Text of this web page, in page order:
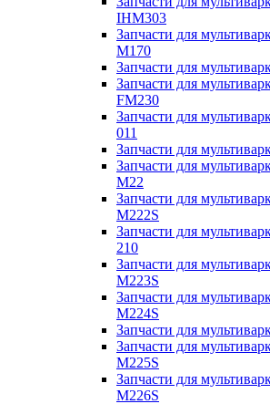
IHM303
Запчасти для
M170
Запчасти для
Запчасти для
FM230
Запчасти для
011
Запчасти для
Запчасти для
M22
Запчасти для
M222S
Запчасти для
210
Запчасти для
M223S
Запчасти для
M224S
Запчасти для
Запчасти для
M225S
Запчасти для
M226S